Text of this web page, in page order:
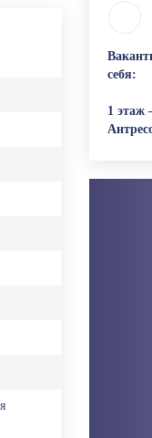
себя:
1 этаж